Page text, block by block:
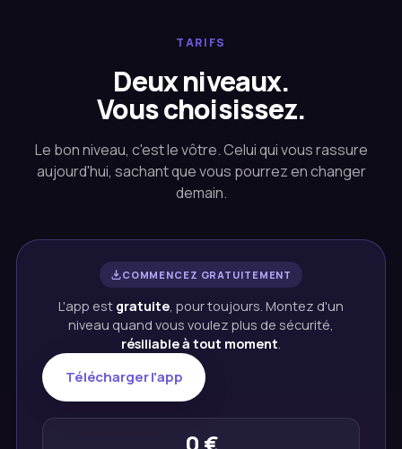
TARIFS
Deux niveaux.
Vous choisissez.
Le bon niveau, c'est le vôtre. Celui qui vous rassure
aujourd'hui, sachant que vous pourrez en changer
demain.
COMMENCEZ GRATUITEMENT
L'app est gratuite, pour toujours. Montez d'un
niveau quand vous voulez plus de sécurité,
résiliable à tout moment.
Télécharger l'app